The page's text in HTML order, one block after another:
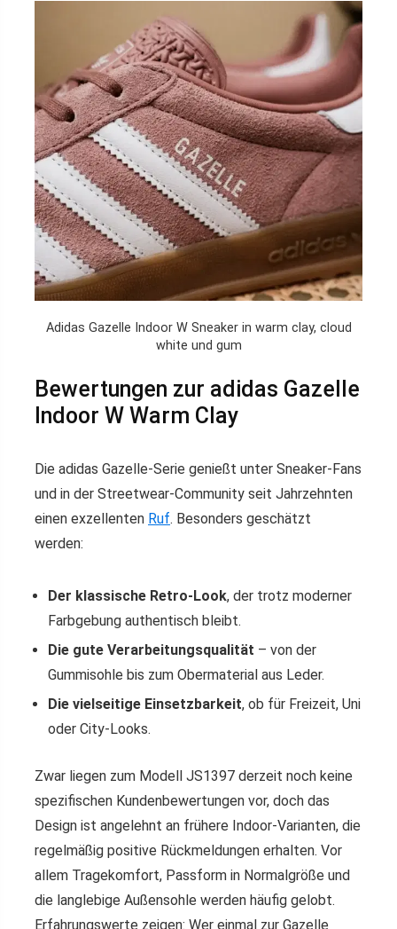
Adidas Gazelle Indoor W Sneaker in warm clay, cloud
white und gum
Bewertungen zur adidas Gazelle
Indoor W Warm Clay
Die adidas Gazelle-Serie genießt unter Sneaker-Fans
und in der Streetwear-Community seit Jahrzehnten
einen exzellenten Ruf. Besonders geschätzt
werden:
Der klassische Retro-Look, der trotz moderner
Farbgebung authentisch bleibt.
Die gute Verarbeitungsqualität – von der
Gummisohle bis zum Obermaterial aus Leder.
Die vielseitige Einsetzbarkeit, ob für Freizeit, Uni
oder City-Looks.
Zwar liegen zum Modell JS1397 derzeit noch keine
spezifischen Kundenbewertungen vor, doch das
Design ist angelehnt an frühere Indoor-Varianten, die
regelmäßig positive Rückmeldungen erhalten. Vor
allem Tragekomfort, Passform in Normalgröße und
die langlebige Außensohle werden häufig gelobt.
Erfahrungswerte zeigen: Wer einmal zur Gazelle